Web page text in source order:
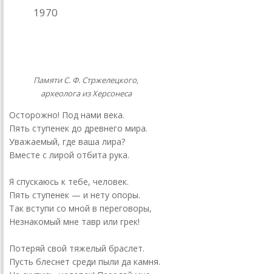
1970
Памяти С. Ф. Стржелецкого,
археолога из Херсонеса
Осторожно! Под нами века.
Пять ступенек до древнего мира.
Уважаемый, где ваша лира?
Вместе с лирой отбита рука.
Я спускаюсь к тебе, человек.
Пять ступенек — и нету опоры.
Так вступи со мной в переговоры,
Незнакомый мне тавр или грек!
Потеряй свой тяжелый браслет.
Пусть блеснет среди пыли да камня.